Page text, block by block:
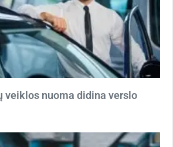
veiklos nuoma didina verslo